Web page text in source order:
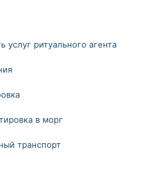
услуг ритуального агента
в морг
транспорт